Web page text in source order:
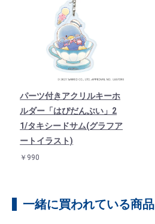
パーツ付きアクリルキーホ
ルダー「はぴだんぶい」2
1/タキシードサム(グラフア
ートイラスト)
￥990
一緒に買われている商品